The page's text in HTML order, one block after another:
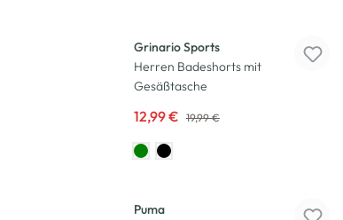
Grinario Sports
Herren Badeshorts mit
Gesäßtasche
12,99 € 19,99 €
Puma